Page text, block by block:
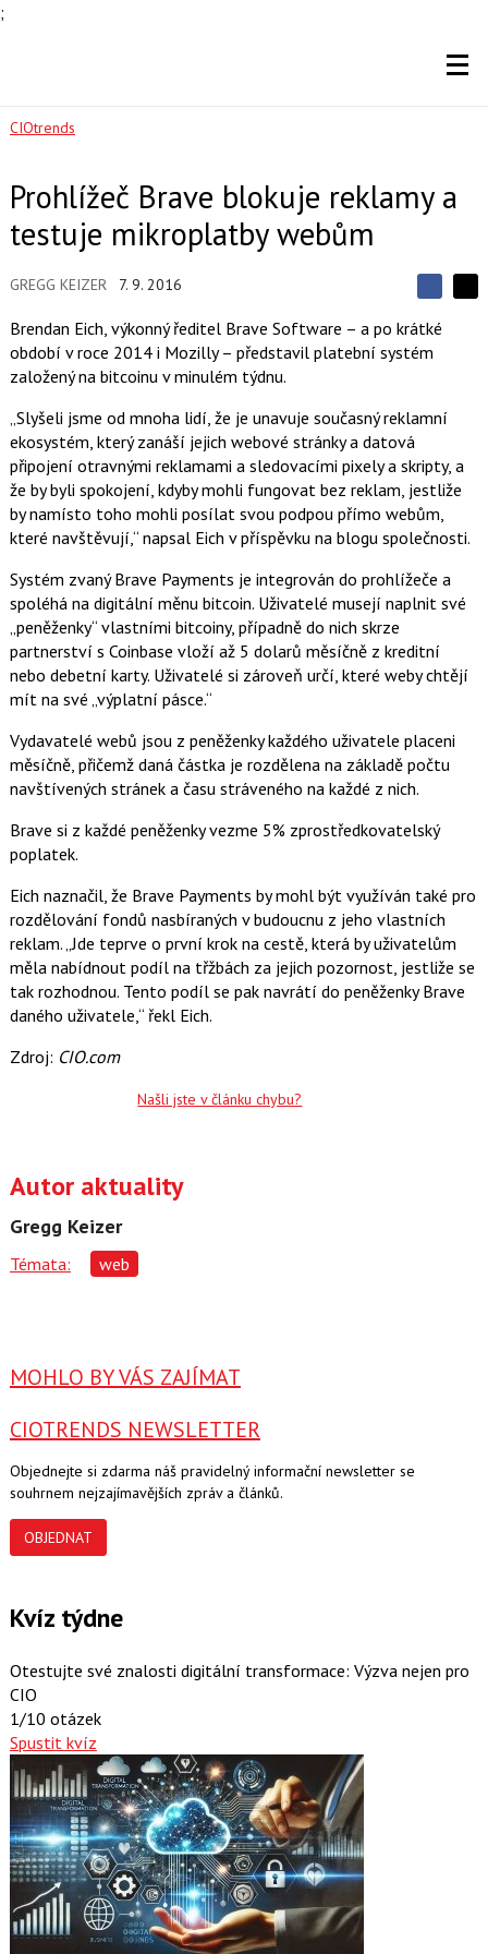
;
CIOtrends
Prohlížeč Brave blokuje reklamy a
testuje mikroplatby webům
GREGG KEIZER 7. 9. 2016
S
d
í
e
S
í
l
e
F
c
e
o
k
u
X
Brendan Eich, výkonný ředitel Brave Software – a po krátké
období v roce 2014 i Mozilly – představil platební systém
založený na bitcoinu v minulém týdnu.
„Slyšeli jsme od mnoha lidí, že je unavuje současný reklamní
ekosystém, který zanáší jejich webové stránky a datová
připojení otravnými reklamami a sledovacími pixely a skripty, a
že by byli spokojení, kdyby mohli fungovat bez reklam, jestliže
by namísto toho mohli posílat svou podpou přímo webům,
které navštěvují,“ napsal Eich v příspěvku na blogu společnosti.
Systém zvaný Brave Payments je integrován do prohlížeče a
spoléhá na digitální měnu bitcoin. Uživatelé musejí naplnit své
„peněženky“ vlastními bitcoiny, případně do nich skrze
partnerství s Coinbase vloží až 5 dolarů měsíčně z kreditní
nebo debetní karty. Uživatelé si zároveň určí, které weby chtějí
mít na své „výplatní pásce.“
Vydavatelé webů jsou z peněženky každého uživatele placeni
měsíčně, přičemž daná částka je rozdělena na základě počtu
navštívených stránek a času stráveného na každé z nich.
Brave si z každé peněženky vezme 5% zprostředkovatelský
poplatek.
Eich naznačil, že Brave Payments by mohl být využíván také pro
rozdělování fondů nasbíraných v budoucnu z jeho vlastních
reklam. „Jde teprve o první krok na cestě, která by uživatelům
měla nabídnout podíl na třžbách za jejich pozornost, jestliže se
tak rozhodnou. Tento podíl se pak navrátí do peněženky Brave
daného uživatele,“ řekl Eich.
Zdroj: CIO.com
Našli jste v článku chybu?
Autor aktuality
Gregg Keizer
Témata: web
MOHLO BY VÁS ZAJÍMAT
CIOTRENDS NEWSLETTER
Objednejte si zdarma náš pravidelný informační newsletter se
souhrnem nejzajímavějších zpráv a článků.
OBJEDNAT
Kvíz týdne
Otestujte své znalosti digitální transformace: Výzva nejen pro
CIO
1/10 otázek
Spustit kvíz